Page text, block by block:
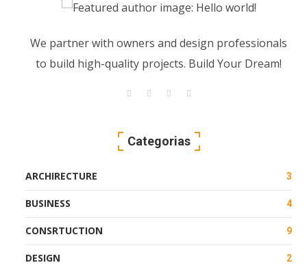
We partner with owners and design professionals
to build high-quality projects. Build Your Dream!
Categorias
ARCHIRECTURE 3
BUSINESS 4
CONSRTUCTION 9
DESIGN 2